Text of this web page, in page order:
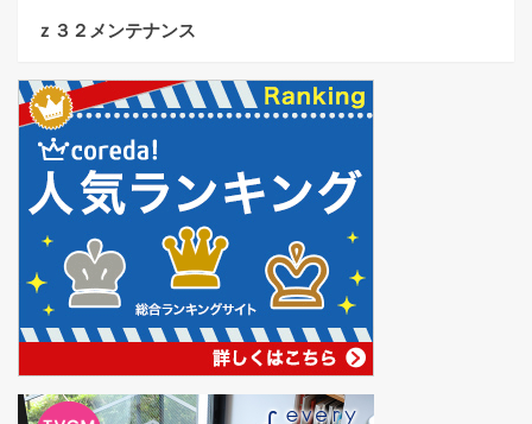
ｚ３２メンテナンス